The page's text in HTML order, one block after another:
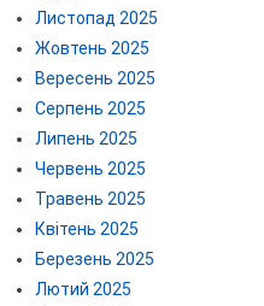
Листопад 2025
Жовтень 2025
Вересень 2025
Серпень 2025
Липень 2025
Червень 2025
Травень 2025
Квітень 2025
Березень 2025
Лютий 2025